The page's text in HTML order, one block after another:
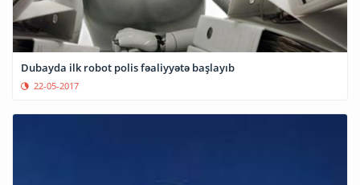
Dubayda ilk robot polis fəaliyyətə başlayıb
22-05-2017